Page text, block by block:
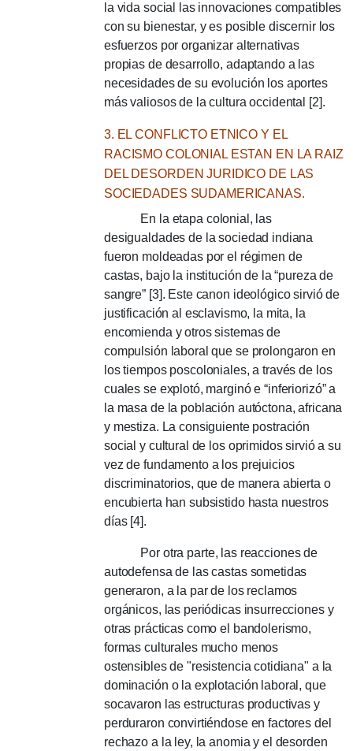
la vida social las innovaciones compatibles
con su bienestar, y es posible discernir los
esfuerzos por organizar alternativas
propias de desarrollo, adaptando a las
necesidades de su evolución los aportes
más valiosos de la cultura occidental [2].
3. EL CONFLICTO ETNICO Y EL
RACISMO COLONIAL ESTAN EN LA RAIZ
DEL DESORDEN JURIDICO DE LAS
SOCIEDADES SUDAMERICANAS.
En la etapa colonial, las
desigualdades de la sociedad indiana
fueron moldeadas por el régimen de
castas, bajo la institución de la “pureza de
sangre” [3]. Este canon ideológico sirvió de
justificación al esclavismo, la mita, la
encomienda y otros sistemas de
compulsión laboral que se prolongaron en
los tiempos poscoloniales, a través de los
cuales se explotó, marginó e “inferiorizó” a
la masa de la población autóctona, africana
y mestiza. La consiguiente postración
social y cultural de los oprimidos sirvió a su
vez de fundamento a los prejuicios
discriminatorios, que de manera abierta o
encubierta han subsistido hasta nuestros
días [4].
Por otra parte, las reacciones de
autodefensa de las castas sometidas
generaron, a la par de los reclamos
orgánicos, las periódicas insurrecciones y
otras prácticas como el bandolerismo,
formas culturales mucho menos
ostensibles de "resistencia cotidiana" a la
dominación o la explotación laboral, que
socavaron las estructuras productivas y
perduraron convirtiéndose en factores del
rechazo a la ley, la anomia y el desorden